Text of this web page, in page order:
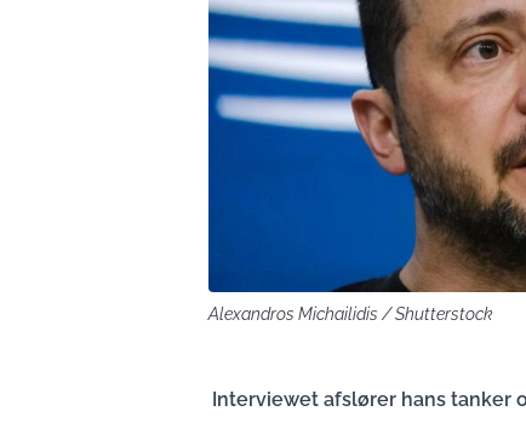
Alexandros Michailidis / Shutterstock
Interviewet afslører hans tanker